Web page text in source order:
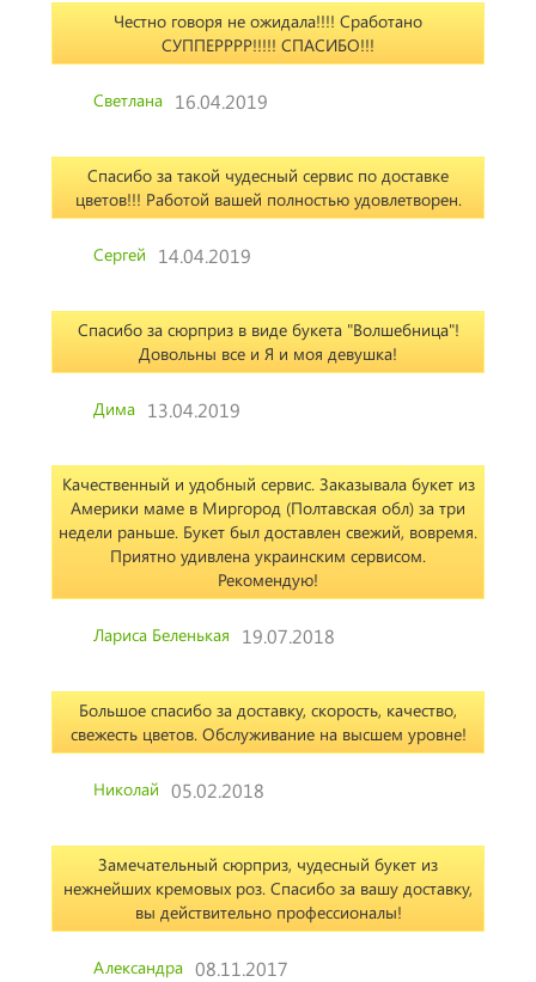
Честно говоря не ожидала!!!! Сработано
СУППЕРРРР!!!!! СПАСИБО!!!
Светлана 16.04.2019
Спасибо за такой чудесный сервис по доставке
цветов!!! Работой вашей полностью удовлетворен.
Сергей 14.04.2019
Спасибо за сюрприз в виде букета "Волшебница"!
Довольны все и Я и моя девушка!
Дима 13.04.2019
Качественный и удобный сервис. Заказывала букет из
Америки маме в Миргород (Полтавская обл) за три
недели раньше. Букет был доставлен свежий, вовремя.
Приятно удивлена украинским сервисом.
Рекомендую!
Лариса Беленькая 19.07.2018
Большое спасибо за доставку, скорость, качество,
свежесть цветов. Обслуживание на высшем уровне!
Николай 05.02.2018
Замечательный сюрприз, чудесный букет из
нежнейших кремовых роз. Спасибо за вашу доставку,
вы действительно профессионалы!
Александра 08.11.2017